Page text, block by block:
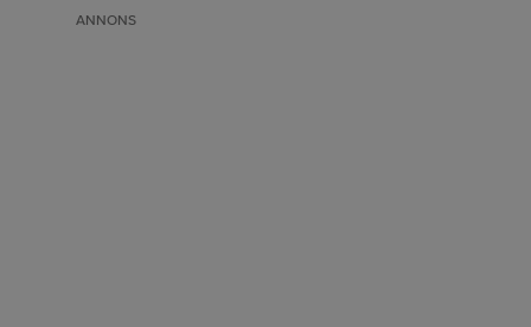
ANNONS